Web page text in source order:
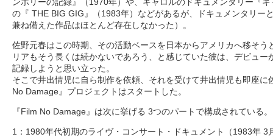
の『 THE BIG GIG』（1983年）などがあるが、ドキュメンタリー
兼ね備えた作品はほとんど存在しなかった）。
佐野元春はこの時期、その活動ベースを日本からアメリカへ移そう
リアもそう長くは続かないであろう、と感じていた彼は、デビュ
記録しようと思い立った。
そこで井出情児に自ら制作を依頼、それを受けて井出情児も即座
No Damage』プロジェクトはスタートした。
『Film No Damage』は次に挙げる 3つのパートで構成されている。
1：1980年代初期のライヴ・コンサート・ドキュメント（1983年 3